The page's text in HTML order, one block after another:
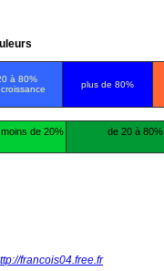
à 80%
plus de 80%
moins de 20% de 20 à 80%
francois04.free.fr